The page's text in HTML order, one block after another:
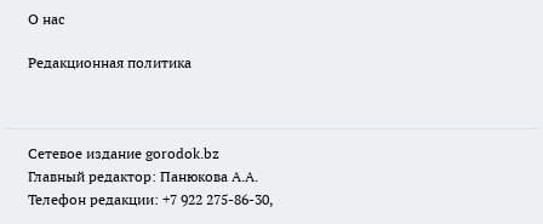
О нас
Редакционная политика
Сетевое издание gorodok.bz
Главный редактор: Панюкова А.А.
Телефон редакции: +7 922 275-86-30,